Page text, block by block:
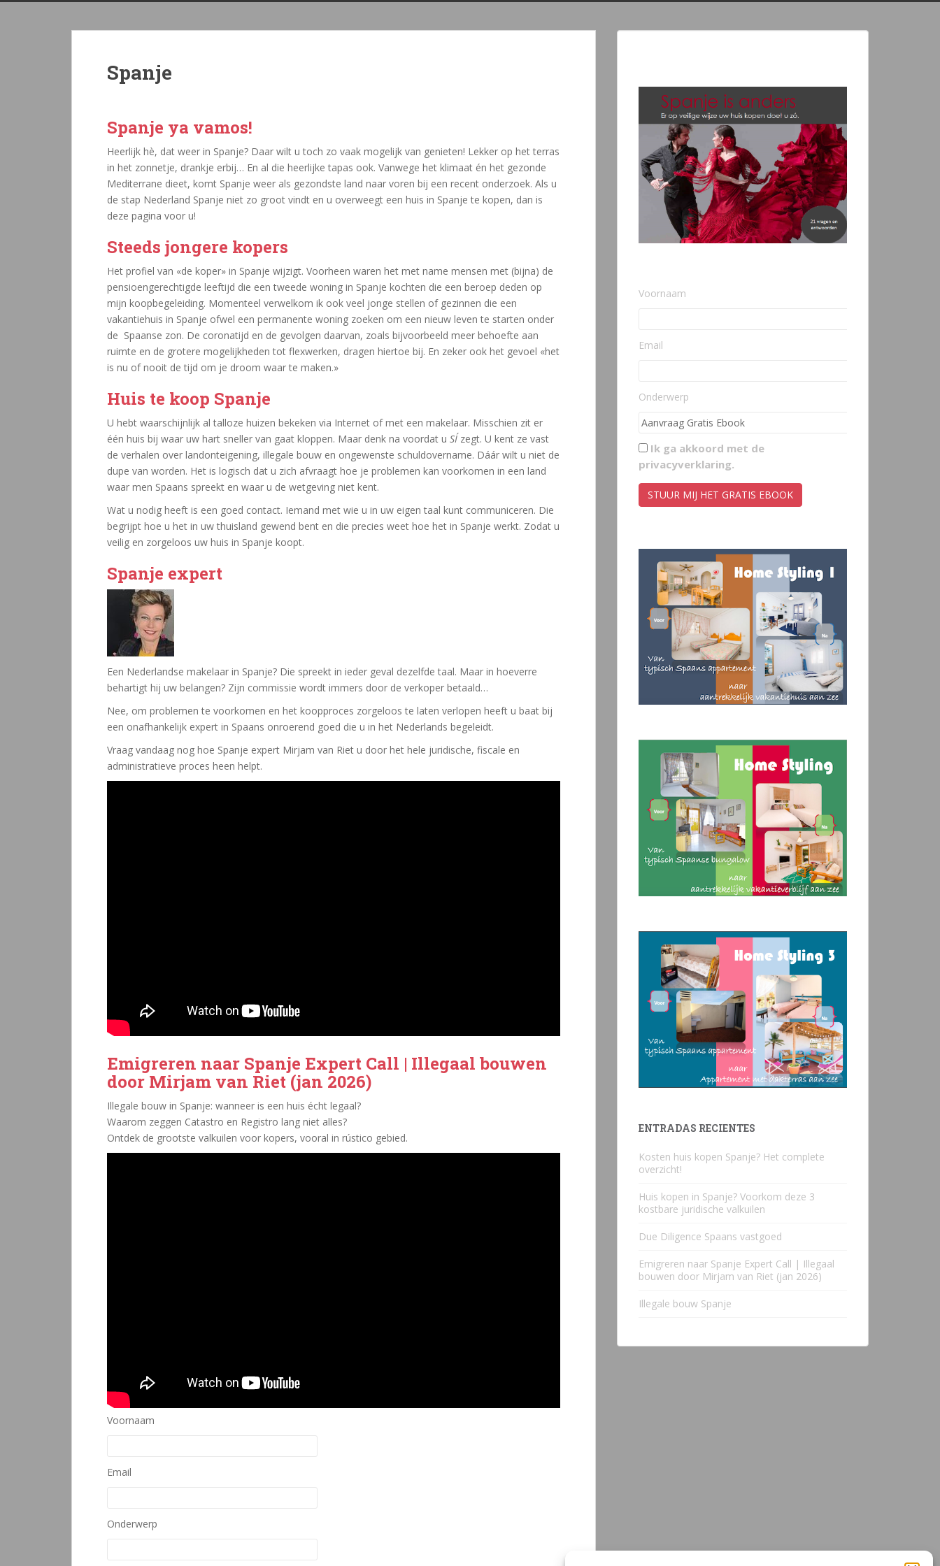
Spanje
Spanje ya vamos!
Heerlijk hè, dat weer in Spanje? Daar wilt u toch zo vaak mogelijk van genieten! Lekker op het terras
in het zonnetje, drankje erbij… En al die heerlijke tapas ook. Vanwege het klimaat én het gezonde
Mediterrane dieet, komt Spanje weer als gezondste land naar voren bij een recent onderzoek. Als u
de stap Nederland Spanje niet zo groot vindt en u overweegt een huis in Spanje te kopen, dan is
deze pagina voor u!
Steeds jongere kopers
Het profiel van «de koper» in Spanje wijzigt. Voorheen waren het met name mensen met (bijna) de
pensioengerechtigde leeftijd die een tweede woning in Spanje kochten die een beroep deden op
mijn koopbegeleiding. Momenteel verwelkom ik ook veel jonge stellen of gezinnen die een
vakantiehuis in Spanje ofwel een permanente woning zoeken om een nieuw leven te starten onder
de Spaanse zon. De coronatijd en de gevolgen daarvan, zoals bijvoorbeeld meer behoefte aan
ruimte en de grotere mogelijkheden tot flexwerken, dragen hiertoe bij. En zeker ook het gevoel «het
is nu of nooit de tijd om je droom waar te maken.»
Huis te koop Spanje
U hebt waarschijnlijk al talloze huizen bekeken via Internet of met een makelaar. Misschien zit er
één huis bij waar uw hart sneller van gaat kloppen. Maar denk na voordat u SÍzegt. U kent ze vast
de verhalen over landonteigening, illegale bouw en ongewenste schuldovername. Dáár wilt u niet de
dupe van worden. Het is logisch dat u zich afvraagt hoe je problemen kan voorkomen in een land
waar men Spaans spreekt en waar u de wetgeving niet kent.
Wat u nodig heeft is een goed contact. Iemand met wie u in uw eigen taal kunt communiceren. Die
begrijpt hoe u het in uw thuisland gewend bent en die precies weet hoe het in Spanje werkt. Zodat u
veilig en zorgeloos uw huis in Spanje koopt.
Spanje expert
Een Nederlandse makelaar in Spanje? Die spreekt in ieder geval dezelfde taal. Maar in hoeverre
behartigt hij uw belangen? Zijn commissie wordt immers door de verkoper betaald…
Nee, om problemen te voorkomen en het koopproces zorgeloos te laten verlopen heeft u baat bij
een onafhankelijk expert in Spaans onroerend goed die u in het Nederlands begeleidt.
Vraag vandaag nog hoe Spanje expert Mirjam van Riet u door het hele juridische, fiscale en
administratieve proces heen helpt.
Emigreren naar Spanje Expert Call | Illegaal bouwen
door Mirjam van Riet (jan 2026)
Illegale bouw in Spanje: wanneer is een huis écht legaal?
Waarom zeggen Catastro en Registro lang niet alles?
Ontdek de grootste valkuilen voor kopers, vooral in rústico gebied.
Voornaam
Email
Onderwerp
Voornaam
Email
Onderwerp
Ik ga akkoord met de
privacyverklaring.
ENTRADAS RECIENTES
Kosten huis kopen Spanje? Het complete
overzicht!
Huis kopen in Spanje? Voorkom deze 3
kostbare juridische valkuilen
Due Diligence Spaans vastgoed
Emigreren naar Spanje Expert Call | Illegaal
bouwen door Mirjam van Riet (jan 2026)
Illegale bouw Spanje